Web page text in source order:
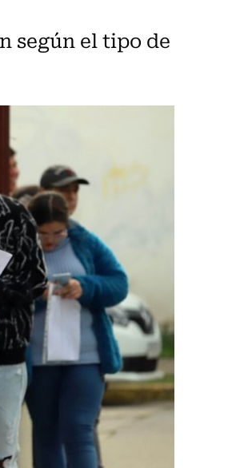
según el tipo de